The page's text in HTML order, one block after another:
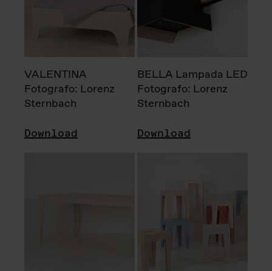
VALENTINA
Fotografo: Lorenz
Sternbach
Download
BELLA Lampada LED
Fotografo: Lorenz
Sternbach
Download